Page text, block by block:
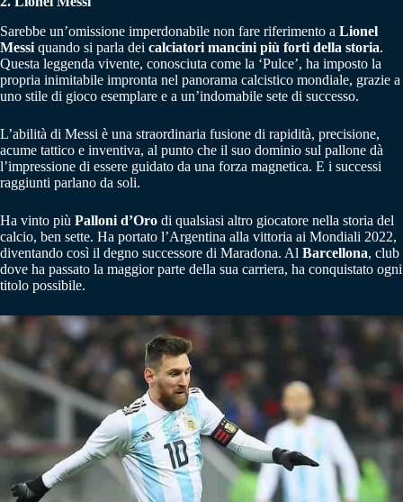
Sarebbe un’omissione imperdonabile non fare riferimento a Lionel
Messi quando si parla dei calciatori mancini più forti della storia.
Questa leggenda vivente, conosciuta come la ‘Pulce’, ha imposto la
propria inimitabile impronta nel panorama calcistico mondiale, grazie a
uno stile di gioco esemplare e a un’indomabile sete di successo.
L’abilità di Messi è una straordinaria fusione di rapidità, precisione,
acume tattico e inventiva, al punto che il suo dominio sul pallone dà
l’impressione di essere guidato da una forza magnetica. E i successi
raggiunti parlano da soli.
Ha vinto più Palloni d’Oro di qualsiasi altro giocatore nella storia del
calcio, ben sette. Ha portato l’Argentina alla vittoria ai Mondiali 2022,
diventando così il degno successore di Maradona. Al Barcellona, club
dove ha passato la maggior parte della sua carriera, ha conquistato ogni
titolo possibile.